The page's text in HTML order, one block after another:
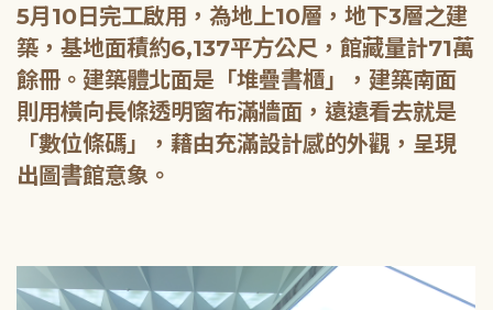
5月10日完工啟用，為地上10層，地下3層之建
築，基地面積約6,137平方公尺，館藏量計71萬
餘冊。建築體北面是「堆疊書櫃」，建築南面
則用橫向長條透明窗布滿牆面，遠遠看去就是
「數位條碼」，藉由充滿設計感的外觀，呈現
出圖書館意象。